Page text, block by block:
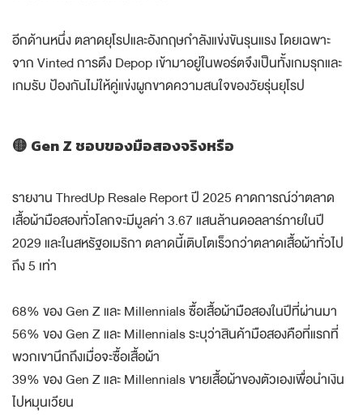
อีกด้านหนึ่ง ตลาดยุโรปและอังกฤษกำลังแข่งขันรุนแรง โดยเฉพาะ
จาก Vinted การดึง Depop เข้ามาอยู่ในพอร์ตจึงเป็นทั้งเกมรุกและ
เกมรับ ป้องกันไม่ให้คู่แข่งผูกขาดความสนใจของวัยรุ่นยุโรป
🟡 Gen Z ชอบของมือสองจริงหรือ
รายงาน ThredUp Resale Report ปี 2025 คาดการณ์ว่าตลาด
เสื้อผ้ามือสองทั่วโลกจะมีมูลค่า 3.67 แสนล้านดอลลาร์ภายในปี
2029 และในสหรัฐอเมริกา ตลาดนี้เติบโตเร็วกว่าตลาดเสื้อผ้าทั่วไป
ถึง 5 เท่า
68% ของ Gen Z และ Millennials ซื้อเสื้อผ้ามือสองในปีที่ผ่านมา
56% ของ Gen Z และ Millennials ระบุว่าสินค้ามือสองคือที่แรกที่
พวกเขานึกถึงเมื่อจะซื้อเสื้อผ้า
39% ของ Gen Z และ Millennials ขายเสื้อผ้าของตัวเองเพื่อนำเงิน
ไปหมุนเวียน